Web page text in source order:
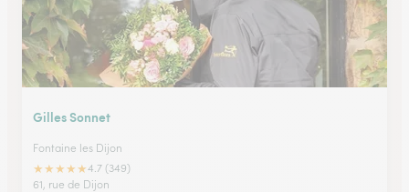
Gilles Sonnet
Fontaine les Dijon
★★★★★4.7 (349)
61, rue de Dijon